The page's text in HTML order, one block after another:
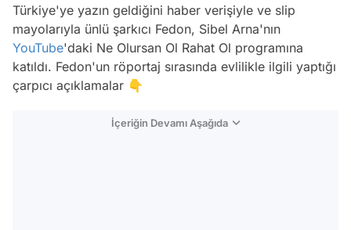
Türkiye'ye yazın geldiğini haber verişiyle ve slip
mayolarıyla ünlü şarkıcı Fedon, Sibel Arna'nın
YouTube'daki Ne Olursan Ol Rahat Ol programına
katıldı. Fedon'un röportaj sırasında evlilikle ilgili yaptığı
çarpıcı açıklamalar 👇
İçeriğin Devamı Aşağıda